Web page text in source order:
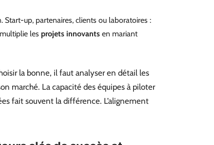
Start-up, partenaires, clients ou laboratoires :
les projets innovants en mariant
la bonne, il faut analyser en détail les
marché. La capacité des équipes à piloter
fait souvent la différence. L’alignement